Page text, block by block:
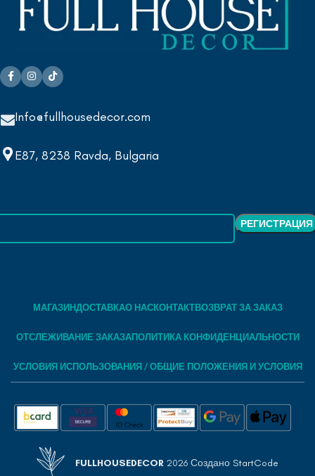
Info@fullhousedecor.com
E87, 8238 Ravda, Bulgaria
МАГАЗИНДОСТАВКАО НАСКОНТАКТВОЗВРАТ ЗА ЗАКАЗ
ОТСЛЕЖИВАНИЕ ЗАКАЗАПОЛИТИКА КОНФИДЕНЦИАЛЬНОСТИ
УСЛОВИЯ ИСПОЛЬЗОВАНИЯ / ОБЩИЕ ПОЛОЖЕНИЯ И УСЛОВИЯ
FULLHOUSEDECOR 2026 Создано StartCode